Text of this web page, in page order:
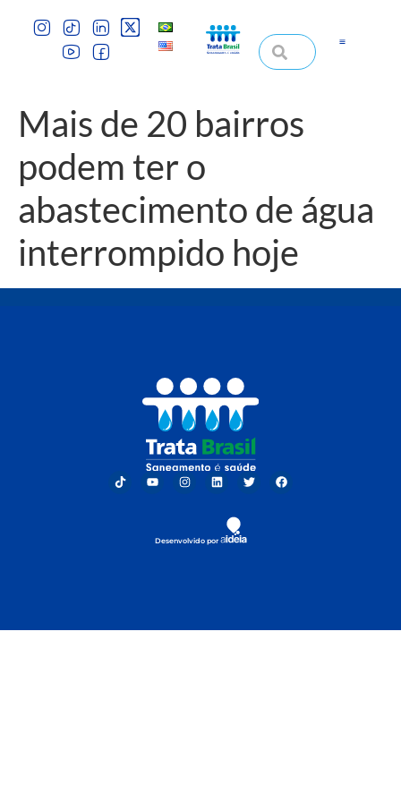
Mais de 20 bairros
podem ter o
abastecimento de água
interrompido hoje
Desenvolvido por